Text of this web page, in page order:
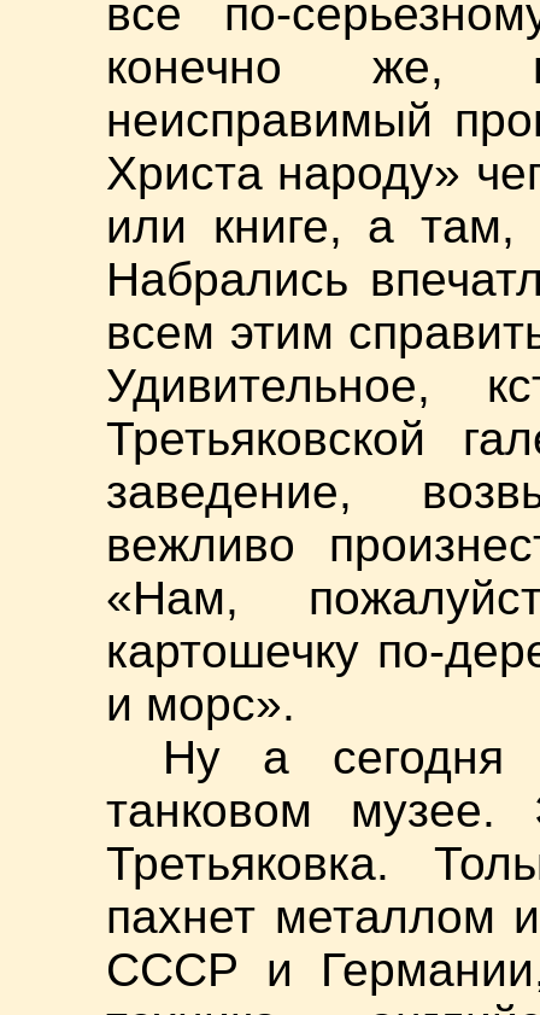
все по-
конечно же,
неисправимый
Христа народу»
или книге, а
Набрались
всем этим
Удивительное,
Третьяковской
заведение,
вежливо
«Нам,
картошечку по-
и морс».
Ну а
танковом музее.
Третьяковка.
пахнет металлом
СССР и